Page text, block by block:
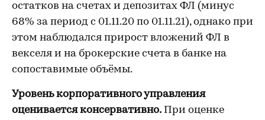
остатков на счетах и депозитах ФЛ (минус
68% за период с 01.11.20 по 01.11.21), однако при
этом наблюдался прирост вложений ФЛ в
векселя и на брокерские счета в банке на
сопоставимые объёмы.
Уровень корпоративного управления
оценивается консервативно. При оценке